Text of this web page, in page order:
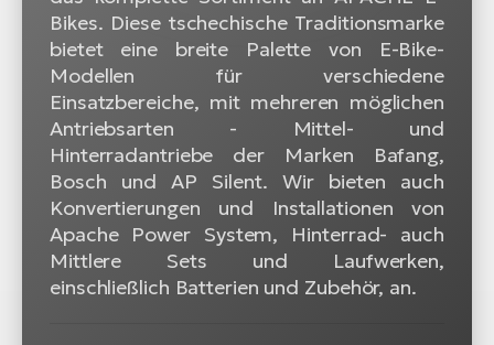
Bikes. Diese tschechische Traditionsmarke
bietet eine breite Palette von E-Bike-
Modellen für verschiedene
Einsatzbereiche, mit mehreren möglichen
Antriebsarten - Mittel- und
Hinterradantriebe der Marken Bafang,
Bosch und AP Silent. Wir bieten auch
Konvertierungen und Installationen von
Apache Power System, Hinterrad- auch
Mittlere Sets und Laufwerken,
einschließlich Batterien und Zubehör, an.